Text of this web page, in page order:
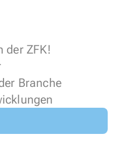
der ZFK!
Branche